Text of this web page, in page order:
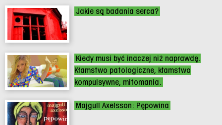
Jakie są badania serca?
Kiedy musi być inaczej niż naprawdę.
Kłamstwo patologiczne, kłamstwo
kompulsywne, mitomania.
Majgull Axelsson: Pępowina